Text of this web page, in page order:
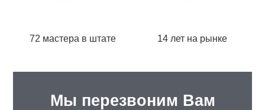
72 мастера в штате 14 лет на рынке
Мы перезвоним Вам